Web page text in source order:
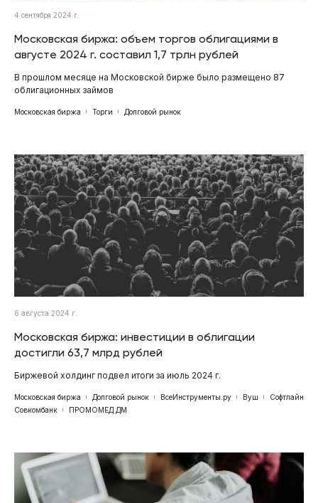
4 сентября 2024 г.
Московская биржа: объем торгов облигациями в
августе 2024 г. составил 1,7 трлн рублей
В прошлом месяце на Московской бирже было размещено 87
облигационных займов
Московская биржа Торги Долговой рынок
6 августа 2024 г.
Московская биржа: инвестиции в облигации
достигли 63,7 млрд рублей
Биржевой холдинг подвел итоги за июль 2024 г.
Московская биржа Долговой рынок ВсеИнструменты.ру Вуш
Софтлайн
Совкомбанк
ПРОМОМЕД ДМ